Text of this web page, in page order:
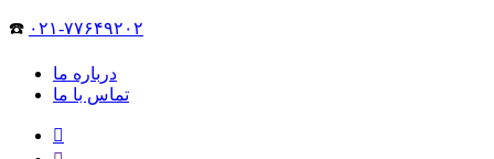
☎️ ۰۲۱-۷۷۶۴۹۲۰۲
درباره ما
تماس با ما